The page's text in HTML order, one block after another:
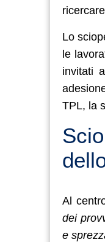
Lo
le
invitati
TPL, la
Al
dei
e